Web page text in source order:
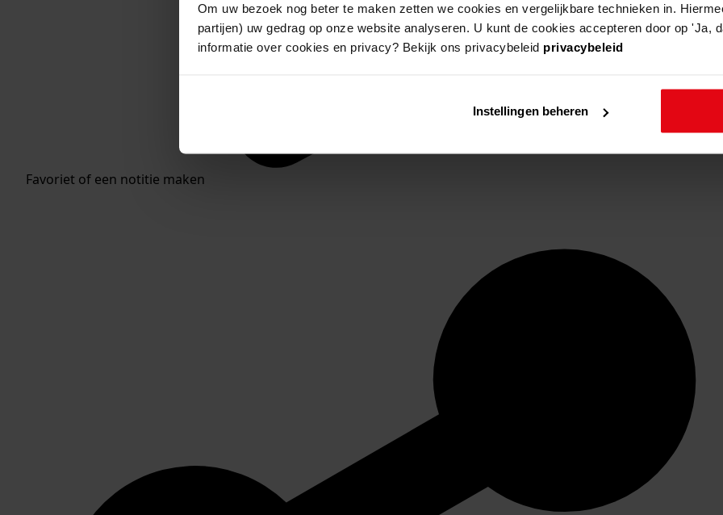
Om uw bezoek nog beter te maken zetten we cookies en vergelijkbare technieken in.
partijen) uw gedrag op onze website analyseren. U kunt de cookies accepteren door op 'Ja,
informatie over cookies en privacy? Bekijk ons privacybeleid privacybeleid
Instellingen beheren
Favoriet of een notitie maken